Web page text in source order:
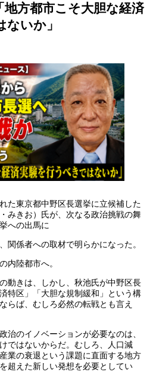
方都市こそ大胆な経済
いか」
た東京都中野区長選挙に立候補した
みきお）氏が、次なる政治挑戦の舞
への出馬に
関係者への取材で明らかになった。
内陸都市へ。
動きは、しかし、秋池氏が中野区長
特区」「大胆な規制緩和」という構
らば、むしろ必然の転戦とも言え
治のイノベーションが必要なのは、
ではないからだ。むしろ、人口減
業の衰退という課題に直面する地方
超えた新しい発想を必要としてい